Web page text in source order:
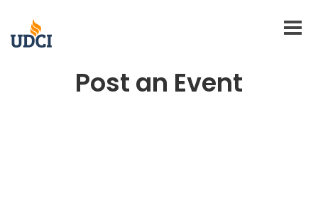
Post an Event